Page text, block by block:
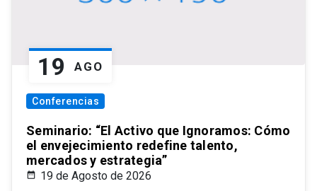
19 AGO
Conferencias
Seminario: “El Activo que Ignoramos: Cómo
el envejecimiento redefine talento,
mercados y estrategia”
19 de Agosto de 2026